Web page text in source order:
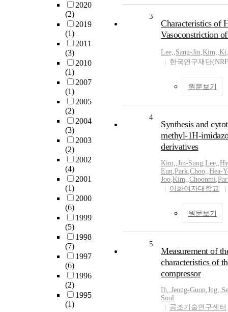
2020
(2)
2019
(1)
2011
(3)
2010
(1)
2007
(1)
2005
(2)
2004
(3)
2003
(2)
2002
(4)
2001
(1)
2000
(6)
1999
(5)
1998
(7)
1997
(6)
1996
(2)
1995
(1)
3
Characteristics of
Vasoconstriction
Lee,,Sang-Jin,Kim,,Ki,
한국연구재단
원문보기
4
Synthesis and
methyl-1H-
derivatives
Kim,,Jin-Sung,Lee,,
Eun,Park,Choo,,Hea-
Joo,Kim,,Choonmi,
이화여자대학교
원문보기
5
Measurement of
characteristics of
compressor
Ih,,Jeong-Guon,Jng,,
Sool
공조기술연구센터